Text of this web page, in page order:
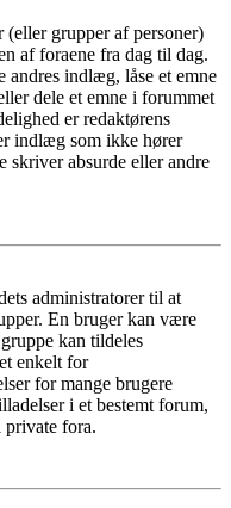
(eller grupper af personer)
af foraene fra dag til dag.
andres indlæg, låse et emne
dele et emne i forummet
er redaktørens
indlæg som ikke hører
skriver absurde eller andre
administratorer til at
En bruger kan være
kan tildeles
enkelt for
for mange brugere
i et bestemt forum,
private fora.